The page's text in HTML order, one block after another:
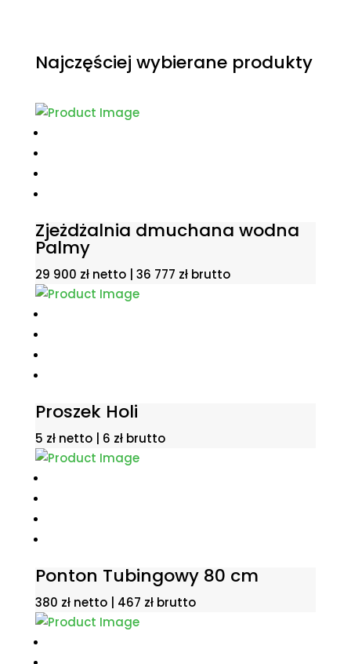
Najczęściej wybierane produkty
Zjeżdżalnia dmuchana wodna
Palmy
29 900 zł netto | 36 777 złbrutto
Proszek Holi
5 zł netto | 6 złbrutto
Ponton Tubingowy 80 cm
380 zł netto | 467 złbrutto